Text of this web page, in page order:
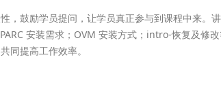
，鼓励学员提问，让学员真正参与到课程中来。
安装需求；OVM 安装方式；intro-恢复及修
同提高工作效率。